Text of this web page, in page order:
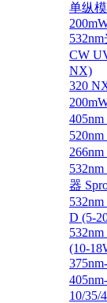
单纵
CW
NX)
320
器
D (5-
(10-
10/35/